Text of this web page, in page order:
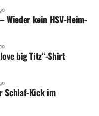
Wieder kein HSV-Heim-
big Titz“-Shirt
Schlaf-Kick im